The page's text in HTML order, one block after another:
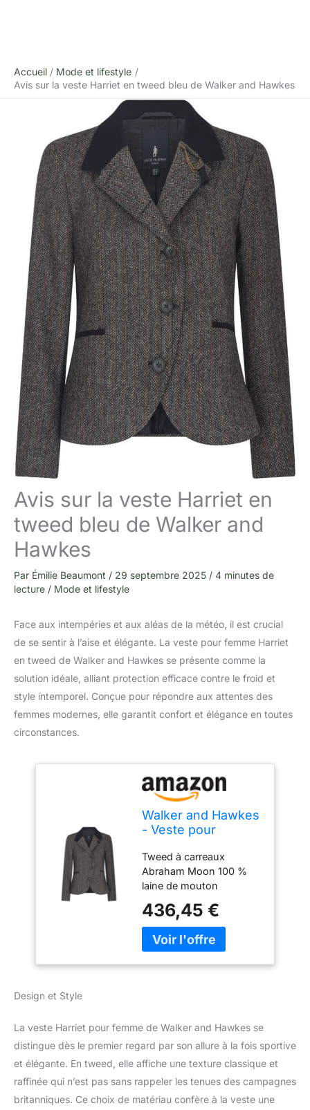
Accueil
Mode et lifestyle
Avis sur la veste Harriet en tweed bleu de Walker and Hawkes
Avis sur la veste Harriet en
tweed bleu de Walker and
Hawkes
Par Émilie Beaumont / 29 septembre 2025 / 4 minutes de
lecture / Mode et lifestyle
Face aux intempéries et aux aléas de la météo, il est crucial
de se sentir à l’aise et élégante. La veste pour femme Harriet
en tweed de Walker and Hawkes se présente comme la
solution idéale, alliant protection efficace contre le froid et
style intemporel. Conçue pour répondre aux attentes des
femmes modernes, elle garantit confort et élégance en toutes
circonstances.
Walker and Hawkes
- Veste pour
Tweed - Blue Moon
- 38
Tweed à carreaux
Abraham Moon 100 %
laine de mouton
trois boutons Bords
contrastants en
moleskine Broche à
436,45 €
Design et Style
La veste Harriet pour femme de Walker and Hawkes se
distingue dès le premier regard par son allure à la fois sportive
et élégante. En tweed, elle affiche une texture classique et
raffinée qui n’est pas sans rappeler les tenues des campagnes
britanniques. Ce choix de matériau confère à la veste une